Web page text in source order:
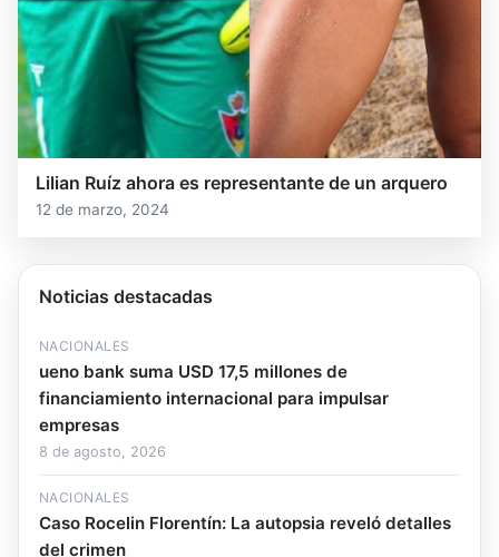
Lilian Ruíz ahora es representante de un arquero
12 de marzo, 2024
Noticias destacadas
NACIONALES
ueno bank suma USD 17,5 millones de
financiamiento internacional para impulsar
empresas
8 de agosto, 2026
NACIONALES
Caso Rocelin Florentín: La autopsia reveló detalles
del crimen